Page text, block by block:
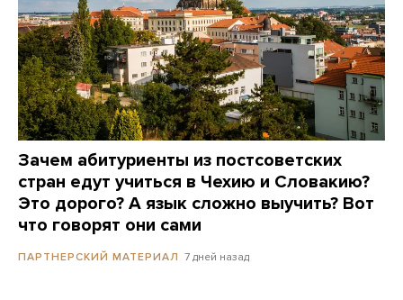
Зачем абитуриенты из постсоветских
стран едут учиться в Чехию и Словакию?
Это дорого? А язык сложно выучить? Вот
что говорят они сами
ПАРТНЕРСКИЙ МАТЕРИАЛ 7 дней назад